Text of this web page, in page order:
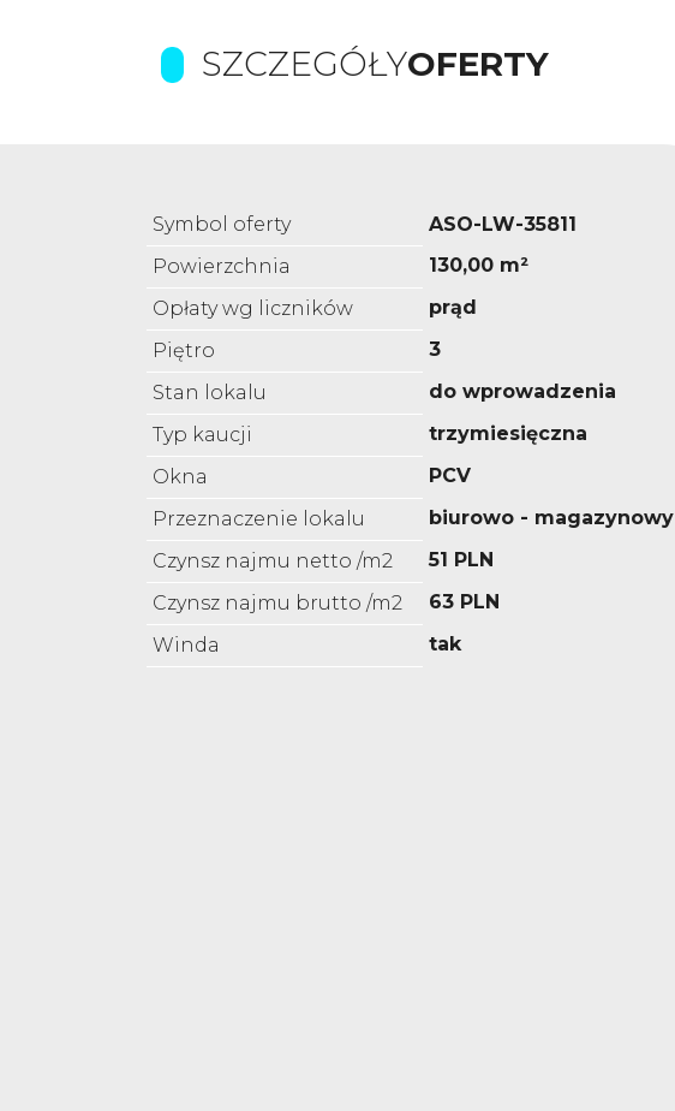
SZCZEGÓŁYOFERTY
Symbol oferty
ASO-LW-35811
Powierzchnia
130,00 m²
Opłaty wg liczników
prąd
Piętro
3
Stan lokalu
do wprowadzenia
Typ kaucji
trzymiesięczna
Okna
PCV
Przeznaczenie lokalu
biurowo - magazynowy
Czynsz najmu netto /m2
51 PLN
Czynsz najmu brutto /m2
63 PLN
Winda
tak